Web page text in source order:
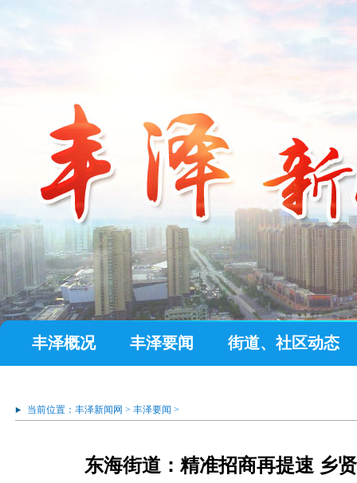
丰泽概况 丰泽要闻 街道、社区动态
当前位置： 丰泽新闻网 > 丰泽要闻 >
东海街道：精准招商再提速 乡